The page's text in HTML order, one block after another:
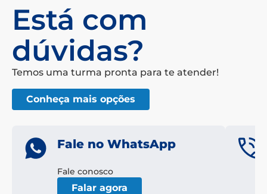
Está com
dúvidas?
Temos uma turma pronta para te atender!
Conheça mais opções
Fale no WhatsApp
Fale conosco
Falar agora